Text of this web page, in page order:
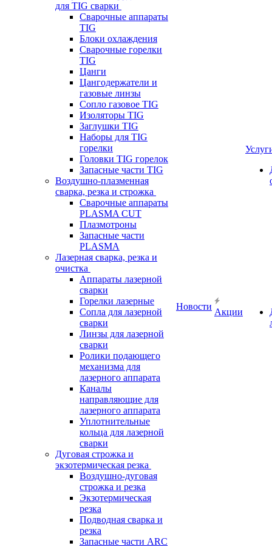
для TIG сварки
Сварочные аппараты
TIG
Блоки охлаждения
Сварочные горелки
TIG
Цанги
Цангодержатели и
газовые линзы
Сопло газовое TIG
Изоляторы TIG
Заглушки TIG
Наборы для TIG
горелки
Головки TIG горелок
Запасные части TIG
Воздушно-плазменная
сварка, резка и строжка
Сварочные аппараты
PLASMA CUT
Плазмотроны
Запасные части
PLASMA
Лазерная сварка, резка и
очистка
Аппараты лазерной
сварки
Горелки лазерные
Сопла для лазерной
сварки
Линзы для лазерной
сварки
Ролики подающего
механизма для
лазерного аппарата
Каналы
направляющие для
лазерного аппарата
Уплотнительные
кольца для лазерной
сварки
Дуговая строжка и
экзотермическая резка
Воздушно-дуговая
строжка и резка
Экзотермическая
резка
Подводная сварка и
резка
Запасные части ARC
Новости
Акции